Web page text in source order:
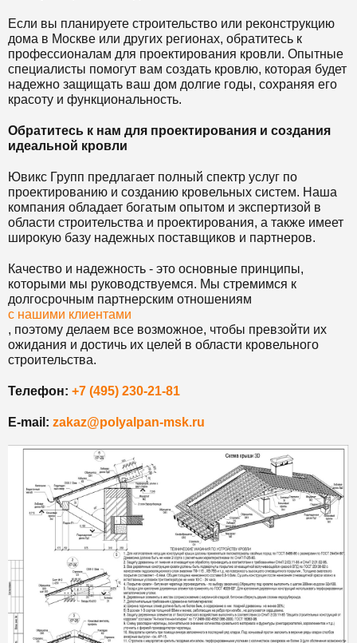
Если вы планируете строительство или реконструкцию
дома в Москве или других регионах, обратитесь к
профессионалам для проектирования кровли. Опытные
специалисты помогут вам создать кровлю, которая будет
надежно защищать ваш дом долгие годы, сохраняя его
красоту и функциональность.
Обратитесь к нам для проектирования и создания
идеальной кровли
Ювикс Групп предлагает полный спектр услуг по
проектированию и созданию кровельных систем. Наша
компания обладает богатым опытом и экспертизой в
области строительства и проектирования, а также имеет
широкую базу надежных поставщиков и партнеров.
Качество и надежность - это основные принципы,
которыми мы руководствуемся. Мы стремимся к
долгосрочным партнерским отношениям
с нашими клиентами
, поэтому делаем все возможное, чтобы превзойти их
ожидания и достичь их целей в области кровельного
строительства.
Телефон: +7 (495) 230-21-81
E-mail: zakaz@polyalpan-msk.ru